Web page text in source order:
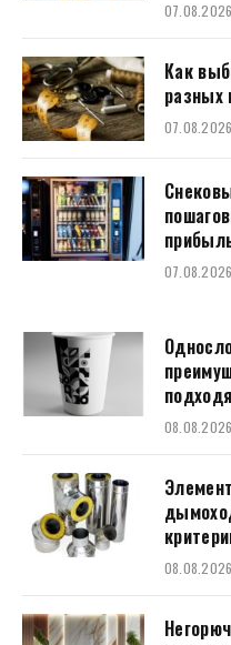
07.08.2026
Как
разных
07.08.2026
07.08.2026
08.08.2026
08.08.2026